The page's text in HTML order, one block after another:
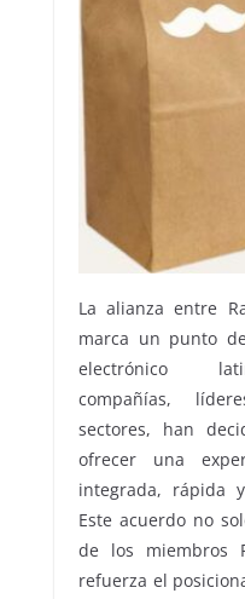
La alianza entre
marca un punto
electrónico
compañías,
sectores, han
ofrecer una
integrada, rápida
Este acuerdo no
de los miembros
refuerza el